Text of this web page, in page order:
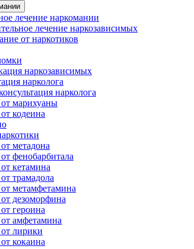
лечение наркомании
лечение наркозависимых
от наркотиков
наркозависимых
нарколога
нарколога
марихуаны
кодеина
метадона
фенобарбитала
кетамина
трамадола
метамфетамина
дезоморфина
героина
амфетамина
лирики
кокаина